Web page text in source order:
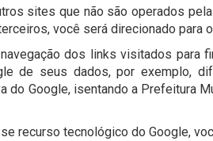
sites que não são operados
você será direcionado para
dos links visitados para
de seus dados, por exemplo,
do Google, isentando a Prefeitura
recurso tecnológico do Google,